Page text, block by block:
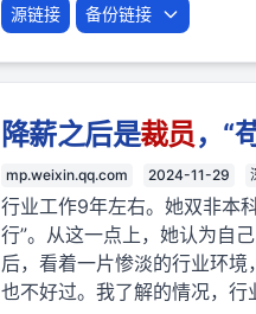
源链接 备份链接
降薪之后是裁员，“
mp.weixin.qq.com 2024-11-29
行业工作9年左右。她双非本
行”。从这一点上，她认为自
后，看着一片惨淡的行业环
也不好过。我了解的情况，行